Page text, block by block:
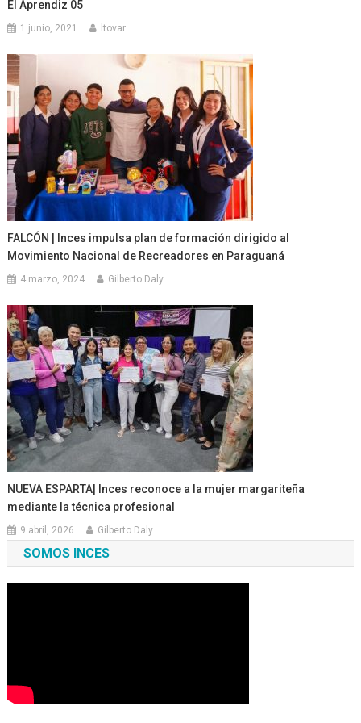
El Aprendiz 05
1 junio, 2021 ltovar
FALCÓN | Inces impulsa plan de formación dirigido al
Movimiento Nacional de Recreadores en Paraguaná
4 marzo, 2024 Gilberto Daly
NUEVA ESPARTA| Inces reconoce a la mujer margariteña
mediante la técnica profesional
9 abril, 2026 Gilberto Daly
SOMOS INCES